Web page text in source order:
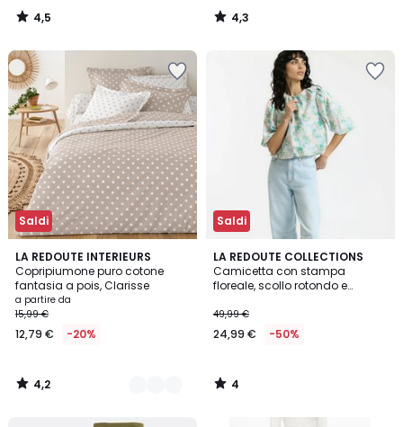
4,5
/
4,3
/
Saldi
LA REDOUTE INTERIEURS
Copripiumone puro cotone
fantasia a pois, Clarisse
a partire da
15,99 €
12,79 € -20%
4,2
/ 5
5
Colori
4,2
/
Saldi
LA REDOUTE COLLECTIONS
Camicetta con stampa
floreale, scollo rotondo e
49,99 €
24,99 € -50%
4
/
5
4
/